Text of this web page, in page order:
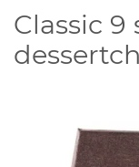
Classic